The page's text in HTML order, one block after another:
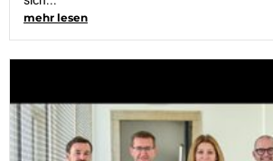
mehr lesen